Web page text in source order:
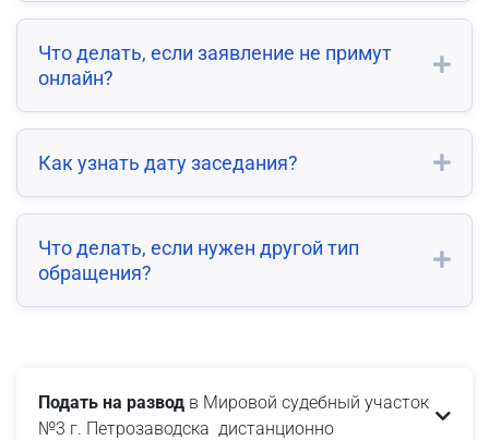
Что делать, если заявление не примут
онлайн?
Как узнать дату заседания?
Что делать, если нужен другой тип
обращения?
Подать на развод в Мировой судебный участок
№3 г. Петрозаводска дистанционно